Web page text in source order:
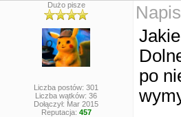
Dużo pisze
Liczba postów: 301
Liczba wątków: 36
Dołączył: Mar 2015
Reputacja: 457
po